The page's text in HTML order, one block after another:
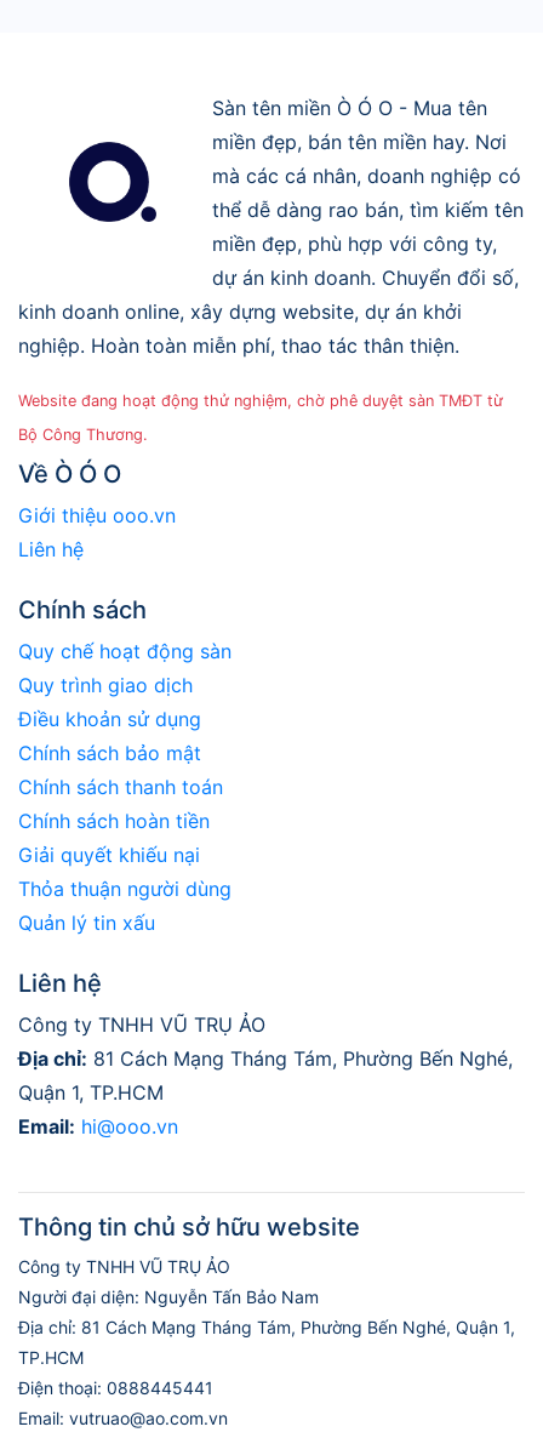
Sàn tên miền Ò Ó O - Mua tên
miền đẹp, bán tên miền hay. Nơi
mà các cá nhân, doanh nghiệp có
thể dễ dàng rao bán, tìm kiếm tên
miền đẹp, phù hợp với công ty,
dự án kinh doanh. Chuyển đổi số,
kinh doanh online, xây dựng website, dự án khởi
nghiệp. Hoàn toàn miễn phí, thao tác thân thiện.
Website đang hoạt động thử nghiệm, chờ phê duyệt sàn TMĐT từ
Bộ Công Thương.
Về Ò Ó O
Giới thiệu ooo.vn
Liên hệ
Chính sách
Quy chế hoạt động sàn
Quy trình giao dịch
Điều khoản sử dụng
Chính sách bảo mật
Chính sách thanh toán
Chính sách hoàn tiền
Giải quyết khiếu nại
Thỏa thuận người dùng
Quản lý tin xấu
Liên hệ
Công ty TNHH VŨ TRỤ ẢO
Địa chỉ: 81 Cách Mạng Tháng Tám, Phường Bến Nghé,
Quận 1, TP.HCM
Email: hi@ooo.vn
Thông tin chủ sở hữu website
Công ty TNHH VŨ TRỤ ẢO
Người đại diện: Nguyễn Tấn Bảo Nam
Địa chỉ: 81 Cách Mạng Tháng Tám, Phường Bến Nghé, Quận 1,
TP.HCM
Điện thoại: 0888445441
Email: vutruao@ao.com.vn